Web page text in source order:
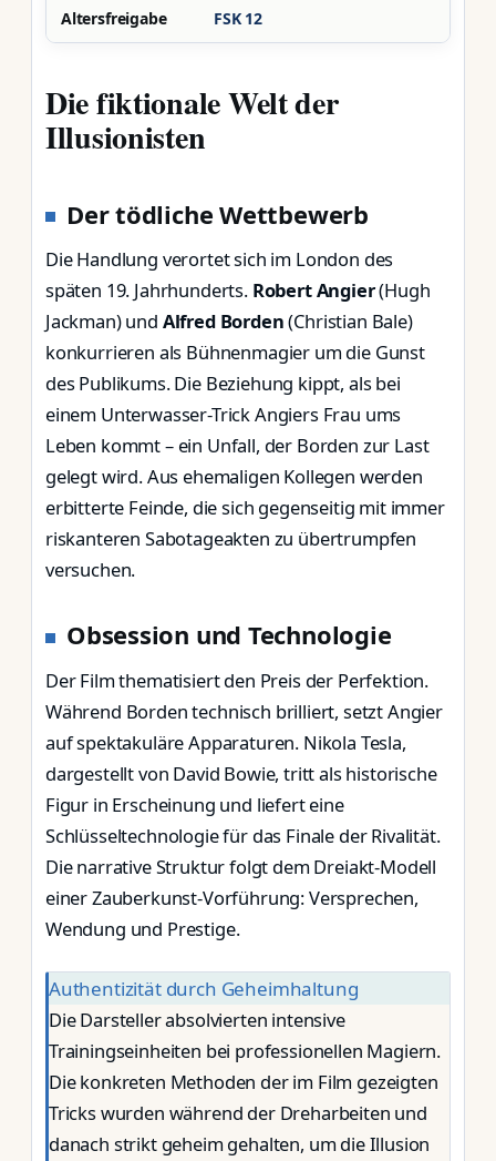
Altersfreigabe FSK 12
Die fiktionale Welt der
Illusionisten
Der tödliche Wettbewerb
Die Handlung verortet sich im London des
späten 19. Jahrhunderts. Robert Angier(Hugh
Jackman) und Alfred Borden(Christian Bale)
konkurrieren als Bühnenmagier um die Gunst
des Publikums. Die Beziehung kippt, als bei
einem Unterwasser-Trick Angiers Frau ums
Leben kommt – ein Unfall, der Borden zur Last
gelegt wird. Aus ehemaligen Kollegen werden
erbitterte Feinde, die sich gegenseitig mit immer
riskanteren Sabotageakten zu übertrumpfen
versuchen.
Obsession und Technologie
Der Film thematisiert den Preis der Perfektion.
Während Borden technisch brilliert, setzt Angier
auf spektakuläre Apparaturen. Nikola Tesla,
dargestellt von David Bowie, tritt als historische
Figur in Erscheinung und liefert eine
Schlüsseltechnologie für das Finale der Rivalität.
Die narrative Struktur folgt dem Dreiakt-Modell
einer Zauberkunst-Vorführung: Versprechen,
Wendung und Prestige.
Authentizität durch Geheimhaltung
Die Darsteller absolvierten intensive
Trainingseinheiten bei professionellen Magiern.
Die konkreten Methoden der im Film gezeigten
Tricks wurden während der Dreharbeiten und
danach strikt geheim gehalten, um die Illusion